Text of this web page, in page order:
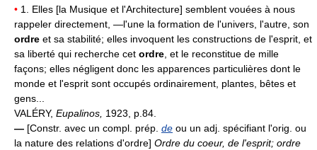
• 1. Elles [la Musique et l'Architecture] semblent vouées à nous
rappeler directement, —l'une la formation de l'univers, l'autre, son
ordre et sa stabilité; elles invoquent les constructions de l'esprit, et
sa liberté qui recherche cet ordre, et le reconstitue de mille
façons; elles négligent donc les apparences particulières dont le
monde et l'esprit sont occupés ordinairement, plantes, bêtes et
gens...
VALÉRY, Eupalinos, 1923, p.84.
— [Constr. avec un compl. prép. de ou un adj. spécifiant l'orig. ou
la nature des relations d'ordre] Ordre du coeur, de l'esprit; ordre